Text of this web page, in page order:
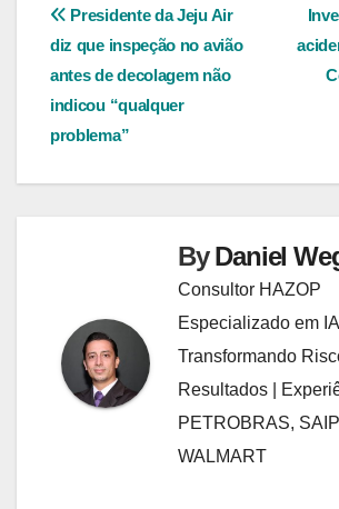
Navegação
de
Post
Presidente da Jeju Air
diz que inspeção no avião
antes de decolagem não
indicou “qualquer
problema”
ByDaniel
Consultor HAZOP
Especializado em
Transformando
Resultados |
PETROBRAS,
WALMART